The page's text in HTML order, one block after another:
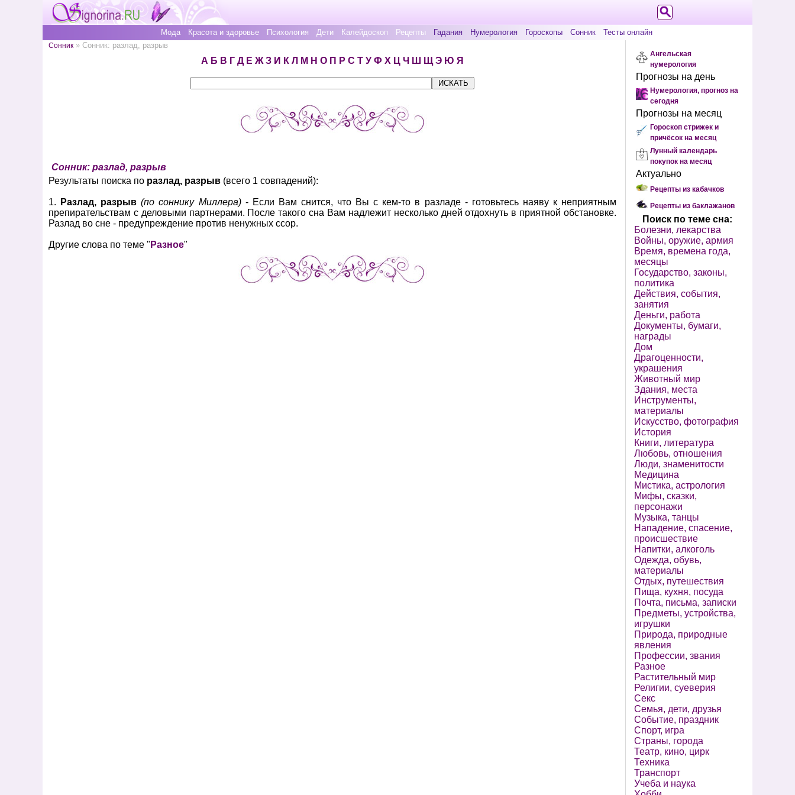
Мода Красота и здоровье Психология Дети Калейдоскоп Рецепты Гадания Нумерология Гороскопы Сонник Тесты онлайн
Сонник » Сонник: разлад, разрыв
А Б В Г Д Е Ж З И К Л М Н О П Р С Т У Ф Х Ц Ч Ш Щ Э Ю Я
Сонник: разлад, разрыв
Результаты поиска по разлад, разрыв (всего 1 совпадений):
1. Разлад, разрыв(по соннику Миллера)- Если Вам снится, что Вы с кем-то в разладе - готовьтесь наяву к неприятным
препирательствам с деловыми партнерами. После такого сна Вам надлежит несколько дней отдохнуть в приятной обстановке.
Разлад во сне - предупреждение против ненужных ссор.
Другие слова по теме " Разное"
Ангельская
нумерология
Прогнозы на день
Нумерология, прогноз на
сегодня
Прогнозы на месяц
Гороскоп стрижек и
причёсок на месяц
Лунный календарь
покупок на месяц
Актуально
Рецепты из кабачков
Рецепты из баклажанов
Поиск по теме сна:
Болезни, лекарства
Войны, оружие, армия
Время, времена года,
месяцы
Государство, законы,
политика
Действия, события,
занятия
Деньги, работа
Документы, бумаги,
награды
Дом
Драгоценности,
украшения
Животный мир
Здания, места
Инструменты,
материалы
Искусство, фотография
История
Книги, литература
Любовь, отношения
Люди, знаменитости
Медицина
Мистика, астрология
Мифы, сказки,
персонажи
Музыка, танцы
Нападение, спасение,
происшествие
Напитки, алкоголь
Одежда, обувь,
материалы
Отдых, путешествия
Пища, кухня, посуда
Почта, письма, записки
Предметы, устройства,
игрушки
Природа, природные
явления
Профессии, звания
Разное
Растительный мир
Религии, суеверия
Секс
Семья, дети, друзья
Событие, праздник
Спорт, игра
Страны, города
Театр, кино, цирк
Техника
Транспорт
Учеба и наука